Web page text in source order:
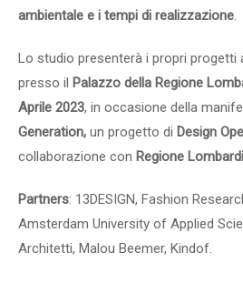
ambientale e i tempi di realizzazione
Lo studio presenterà i propri progetti
presso il Palazzo della Regione
Aprile 2023, in occasione della
Generation, un progetto di Design
collaborazione con Regione
Partners: 13DESIGN, Fashion
Amsterdam University of Applied
Architetti, Malou Beemer, Kindof.